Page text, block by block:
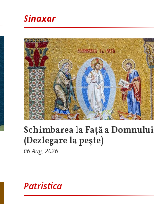
Sinaxar
Schimbarea la Faţă a Domnului
(Dezlegare la peşte)
06 Aug, 2026
Patristica